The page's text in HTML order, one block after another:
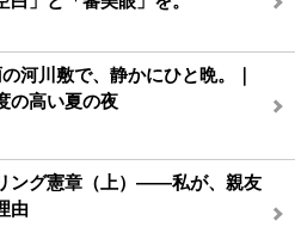
河川敷で、静かにひと晩。｜
の高い夏の夜
ング憲章（上）――私が、親友
由